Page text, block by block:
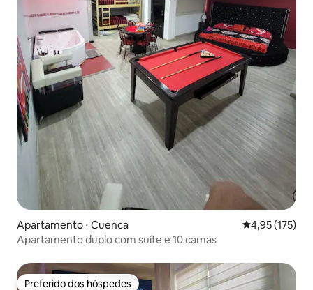
Apartamento ⋅ Cuenca 4,95 de uma
4,95 (175)
Apartamento duplo com suíte e 10 camas
Preferido dos hóspedes